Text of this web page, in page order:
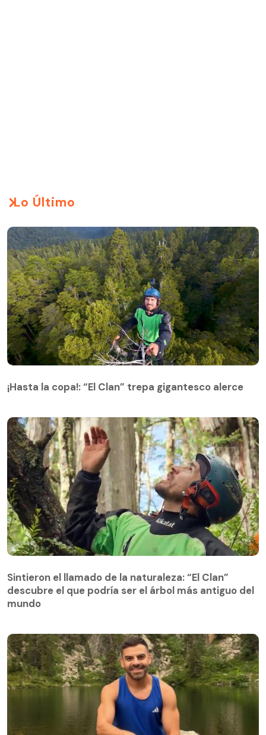
Lo Último
¡Hasta la copa!: “El Clan” trepa gigantesco alerce
descubre el que podría ser el árbol más antiguo del
mundo
Sintieron el llamado de la naturaleza: “El Clan”
descubre el que podría ser el árbol más antiguo del
mundo